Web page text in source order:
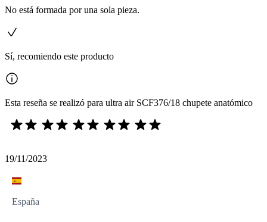
No está formada por una sola pieza.
Sí, recomiendo este producto
Esta reseña se realizó para ultra air SCF376/18 chupete anatómico
19/11/2023
España